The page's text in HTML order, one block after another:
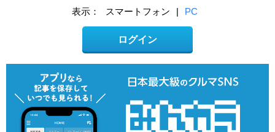
表示： スマートフォン | PC
ログイン